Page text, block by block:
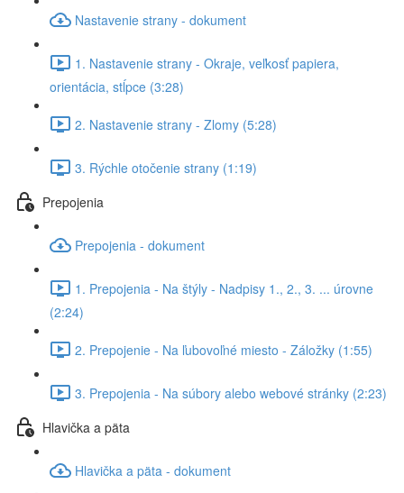
Nastavenie strany - dokument
1. Nastavenie strany - Okraje, veľkosť papiera,
orientácia, stĺpce (3:28)
2. Nastavenie strany - Zlomy (5:28)
3. Rýchle otočenie strany (1:19)
Prepojenia
Prepojenia - dokument
1. Prepojenia - Na štýly - Nadpisy 1., 2., 3. ... úrovne
(2:24)
2. Prepojenie - Na ľubovoľné miesto - Záložky (1:55)
3. Prepojenia - Na súbory alebo webové stránky (2:23)
Hlavička a päta
Hlavička a päta - dokument